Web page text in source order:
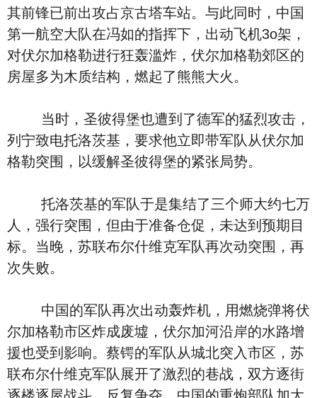
其前锋已前出攻占京古塔车站。与此同时，中国
第一航空大队在冯如的指挥下，出动飞机3o架，
对伏尔加格勒进行狂轰滥炸，伏尔加格勒郊区的
房屋多为木质结构，燃起了熊熊大火。
当时，圣彼得堡也遭到了德军的猛烈攻击，
列宁致电托洛茨基，要求他立即带军队从伏尔加
格勒突围，以缓解圣彼得堡的紧张局势。
托洛茨基的军队于是集结了三个师大约七万
人，强行突围，但由于准备仓促，未达到预期目
标。当晚，苏联布尔什维克军队再次动突围，再
次失败。
中国的军队再次出动轰炸机，用燃烧弹将伏
尔加格勒市区炸成废墟，伏尔加河沿岸的水路增
援也受到影响。蔡锷的军队从城北突入市区，苏
联布尔什维克军队展开了激烈的巷战，双方逐街